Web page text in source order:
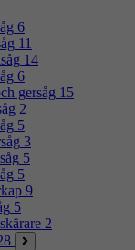
6
11
14
6
gersåg 15
2
5
3
5
5
9
5
2